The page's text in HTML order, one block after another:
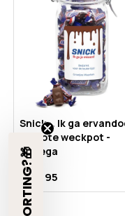
Snick... Ik ga
in grote weckpot -
Collega
€ 19,95